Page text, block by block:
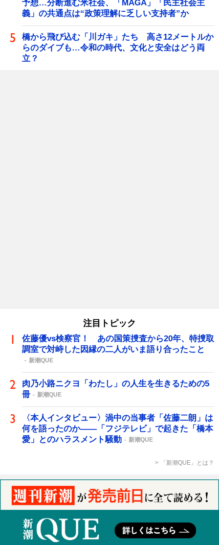
予想…分断進む米社会、「MAGA」「民主社会主
義」の共通点は“政策理解に乏しい支持者”か
橋から飛び込む「川ガキ」たち 高さ12メートルか
らのダイブも…令和の時代、文化と安全はどう両
立？
注目トピック
佐藤優vs検察官！ あの国策捜査から20年、特捜取
調室で対峙した因縁の二人がいま語り合ったこと
新潮QUE
肉乃小路ニクヨ「わたし」の人生を生きるための5
冊
新潮QUE
〈本人インタビュー〉渦中の当事者「佐藤二朗」は
何を語ったのか――「フジテレビ」で起きた「橋本
愛」とのハラスメント騒動
新潮QUE
「新潮QUE」とは？